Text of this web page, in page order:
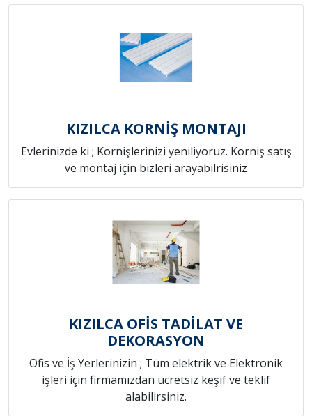
KIZILCA KORNİŞ MONTAJI
Evlerinizde ki ; Kornişlerinizi yeniliyoruz. Korniş satış
ve montaj için bizleri arayabilrisiniz
KIZILCA OFİS TADİLAT VE
DEKORASYON
Ofis ve İş Yerlerinizin ; Tüm elektrik ve Elektronik
işleri için firmamızdan ücretsiz keşif ve teklif
alabilirsiniz.